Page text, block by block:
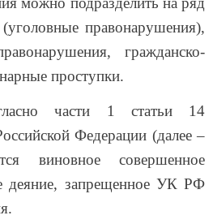
правонарушения),
гражданско-
проступки.
части 1 статьи 14
Федерации (далее –
виновное совершенное
деяние, запрещенное УК РФ